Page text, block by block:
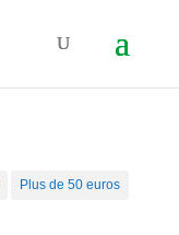
Plus de 50 euros